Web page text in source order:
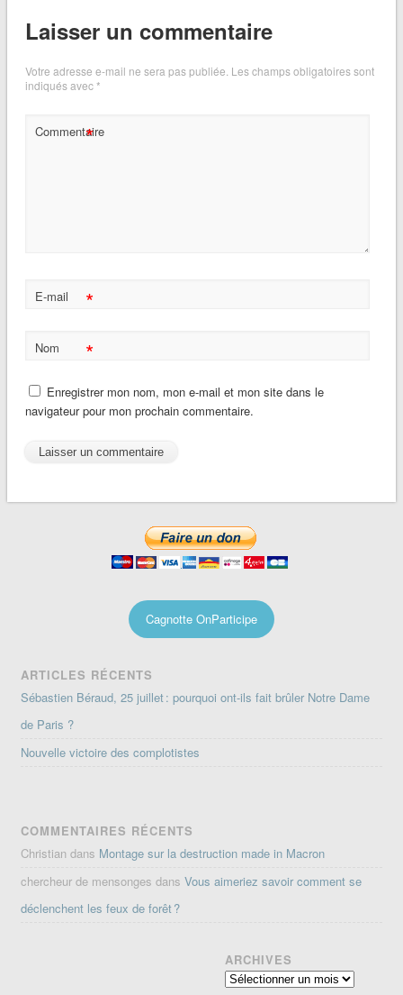
Laisser un commentaire
Votre adresse e-mail ne sera pas publiée. Les champs obligatoires sont
indiqués avec*
Commentaire
*
E-mail *
Nom *
Enregistrer mon nom, mon e-mail et mon site dans le
navigateur pour mon prochain commentaire.
Cagnotte OnParticipe
ARTICLES RÉCENTS
Sébastien Béraud, 25 juillet : pourquoi ont-ils fait brûler Notre Dame
de Paris ?
Nouvelle victoire des complotistes
COMMENTAIRES RÉCENTS
Christian dans Montage sur la destruction made in Macron
chercheur de mensonges dansVous aimeriez savoir comment se
déclenchent les feux de forêt ?
ARCHIVES
Archives